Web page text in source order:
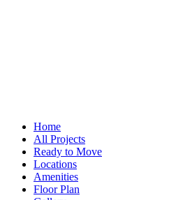
Home
All Projects
Ready to Move
Locations
Amenities
Floor Plan